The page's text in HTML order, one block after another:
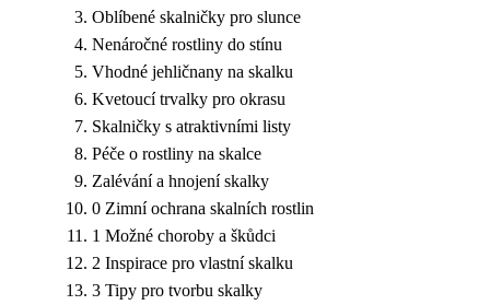
Oblíbené skalničky pro slunce
Nenáročné rostliny do stínu
Vhodné jehličnany na skalku
Kvetoucí trvalky pro okrasu
Skalničky s atraktivními listy
Péče o rostliny na skalce
Zalévání a hnojení skalky
0 Zimní ochrana skalních rostlin
1 Možné choroby a škůdci
2 Inspirace pro vlastní skalku
3 Tipy pro tvorbu skalky